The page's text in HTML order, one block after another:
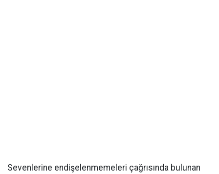
Sevenlerine endişelenmemeleri çağrısında bulunan